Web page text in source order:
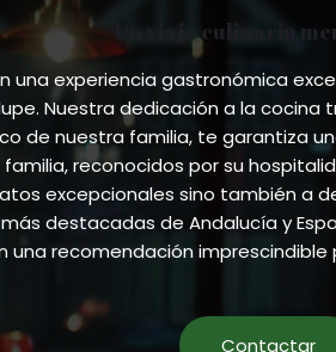
Un viaje culinario
una experiencia gastronómica
Nuestra dedicación a la cocina
de nuestra familia, te garantiza
familia, reconocidos por su
excepcionales sino también a
destacadas de Andalucía y
una recomendación
Contactar